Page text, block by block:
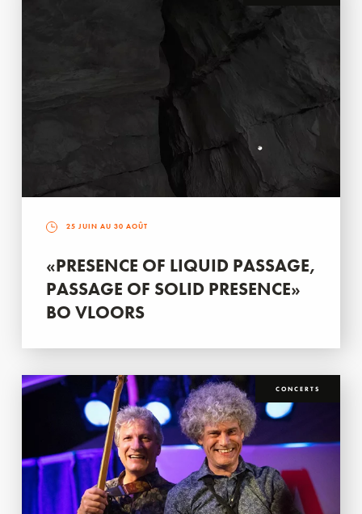
25 JUIN AU 30 AOÛT
«PRESENCE OF LIQUID PASSAGE,
PASSAGE OF SOLID PRESENCE»
BO VLOORS
CONCERTS